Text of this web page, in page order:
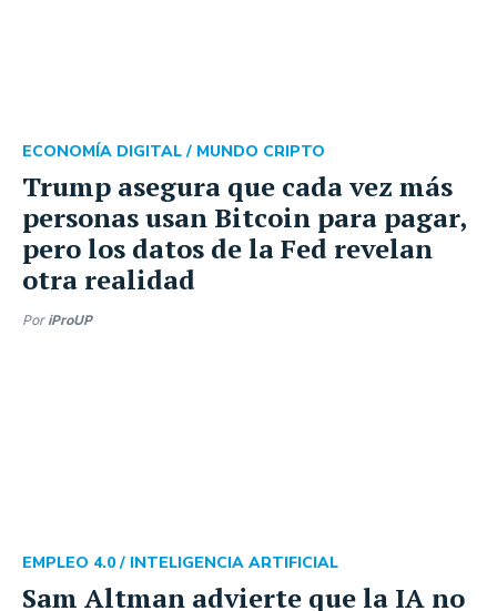
Trump asegura que cada vez más
personas usan Bitcoin para pagar,
pero los datos de la Fed revelan
otra realidad
ECONOMÍA DIGITAL / MUNDO CRIPTO
Por iProUP
Sam Altman advierte que la IA no
EMPLEO 4.0 / INTELIGENCIA ARTIFICIAL